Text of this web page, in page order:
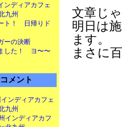
ンディアカフェ
九州
ト！ 日帰りド
ーの決断
した！ ヨ〜〜
メント
ンディアカフェ
九州
インディアカフ
文章じ
明日は
ます。
まさに